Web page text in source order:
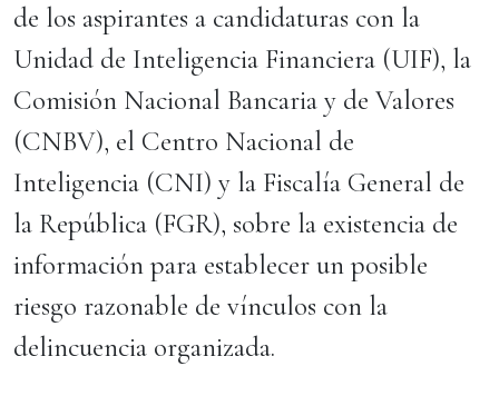
de los aspirantes a candidaturas con la
Unidad de Inteligencia Financiera (UIF), la
Comisión Nacional Bancaria y de Valores
(CNBV), el Centro Nacional de
Inteligencia (CNI) y la Fiscalía General de
la República (FGR), sobre la existencia de
información para establecer un posible
riesgo razonable de vínculos con la
delincuencia organizada.